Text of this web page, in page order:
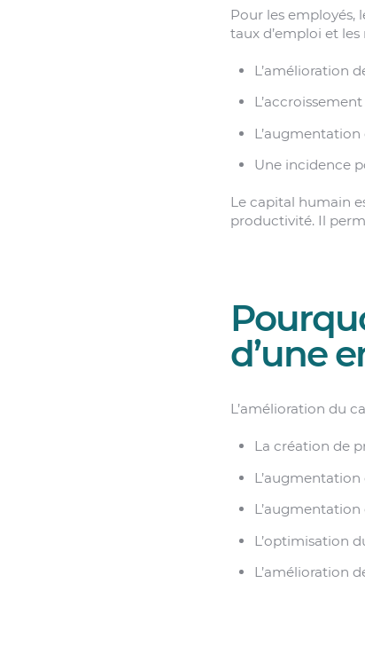
Pour les
taux d’emploi et
L’amélioration
Une incidence
Le capital humain
productivité. Il
d’une
L’amélioration du
La création de
L’optimisation
L’amélioration